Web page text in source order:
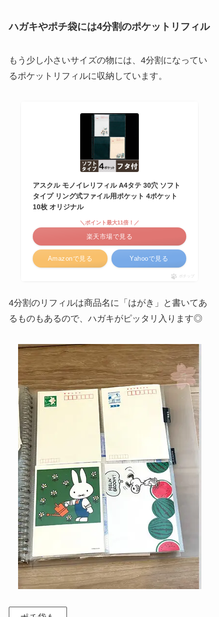
ハガキやポチ袋には4分割のポケットリフィル
もう少し小さいサイズの物には、4分割になってい
るポケットリフィルに収納しています。
アスクル モノイレリフィル A4タテ 30穴 ソフト
タイプ リング式ファイル用ポケット 4ポケット
10枚 オリジナル
Amazonで見る
＼ポイント最大11倍！／
楽天市場で見る
Yahooで見る
ポチップ
4分割のリフィルは商品名に「はがき」と書いてあ
るものもあるので、ハガキがピッタリ入ります◎